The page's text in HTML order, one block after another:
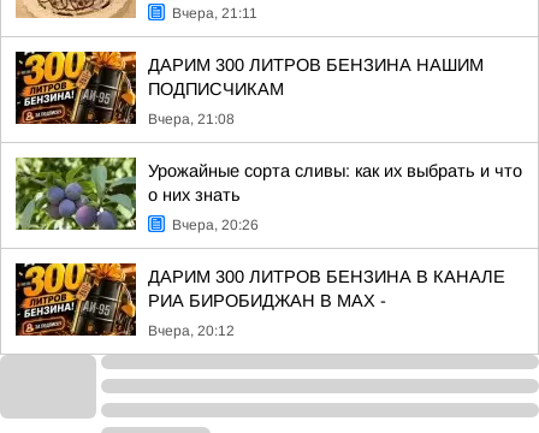
Вчера, 21:11
ДАРИМ 300 ЛИТРОВ БЕНЗИНА НАШИМ
ПОДПИСЧИКАМ
Вчера, 21:08
Урожайные сорта сливы: как их выбрать и что
о них знать
Вчера, 20:26
ДАРИМ 300 ЛИТРОВ БЕНЗИНА В КАНАЛЕ
РИА БИРОБИДЖАН В МАХ -
Вчера, 20:12